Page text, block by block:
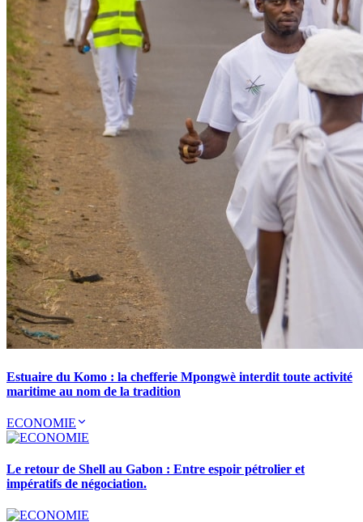
Estuaire du Komo : la chefferie Mpongwè interdit toute activité
maritime au nom de la tradition
ECONOMIE
Le retour de Shell au Gabon : Entre espoir pétrolier et
impératifs de négociation.